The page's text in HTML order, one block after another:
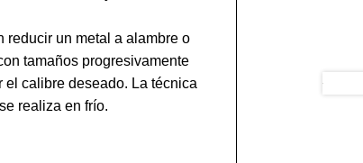
reducir un metal a alambre o
tamaños progresivamente
el calibre deseado. La técnica
realiza en frío.